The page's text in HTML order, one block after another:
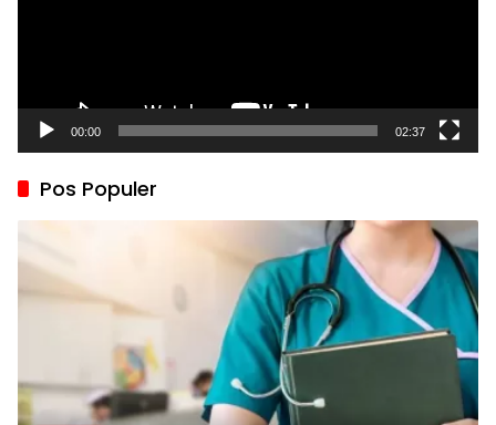
00:00 02:37
Pos Populer